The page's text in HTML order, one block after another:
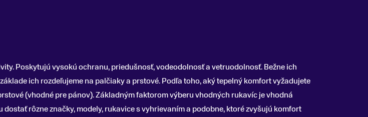
Poskytujú vysokú ochranu, priedušnosť, vodeodolnosť a vetruodolnosť. Bežne ich
ich rozdeľujeme na palčiaky a prstové. Podľa toho, aký tepelný komfort vyžadujete
(vhodné pre pánov). Základným faktorom výberu vhodných rukavíc je vhodná
rôzne značky, modely, rukavice s vyhrievaním a podobne, ktoré zvyšujú komfort